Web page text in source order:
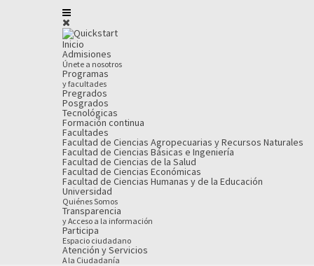
Inicio
Admisiones
Únete a nosotros
Programas
y facultades
Pregrados
Posgrados
Tecnológicas
Formación continua
Facultades
Facultad de Ciencias Agropecuarias y Recursos Naturales
Facultad de Ciencias Básicas e Ingeniería
Facultad de Ciencias de la Salud
Facultad de Ciencias Económicas
Facultad de Ciencias Humanas y de la Educación
Universidad
Quiénes Somos
Transparencia
y Acceso a la información
Participa
Espacio ciudadano
Atención y Servicios
A la Ciudadanía